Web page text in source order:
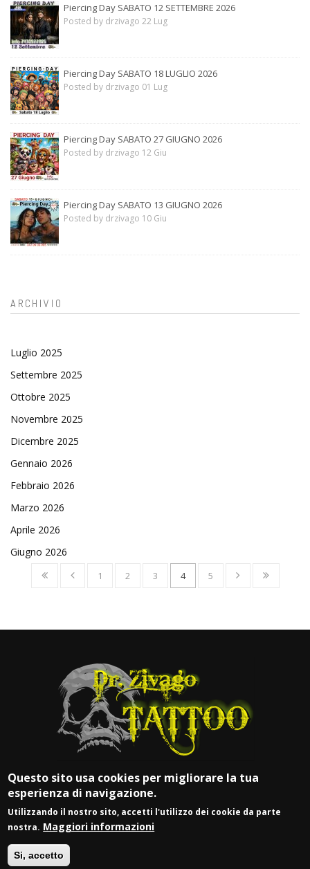
Piercing Day SABATO 12 SETTEMBRE 2026
Posted by drzivago 22 Lug
Piercing Day SABATO 18 LUGLIO 2026
Posted by drzivago 01 Lug
Piercing Day SABATO 27 GIUGNO 2026
Posted by drzivago 12 Giu
Piercing Day SABATO 13 GIUGNO 2026
Posted by drzivago 10 Giu
ARCHIVIO
Luglio 2025
Settembre 2025
Ottobre 2025
Novembre 2025
Dicembre 2025
Gennaio 2026
Febbraio 2026
Marzo 2026
Aprile 2026
Giugno 2026
1 2 3 4 5
Questo sito usa cookies per migliorare la tua
esperienza di navigazione.
Utilizzando il nostro sito, accetti l'utilizzo dei cookie da parte
nostra. Maggiori informazioni
Si, accetto